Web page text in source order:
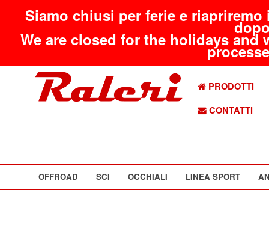
Siamo chiusi per ferie e
We are closed for the holidays
PRODOTTI
CONTATTI
OFFROAD SCI OCCHIALI LINEA SPORT